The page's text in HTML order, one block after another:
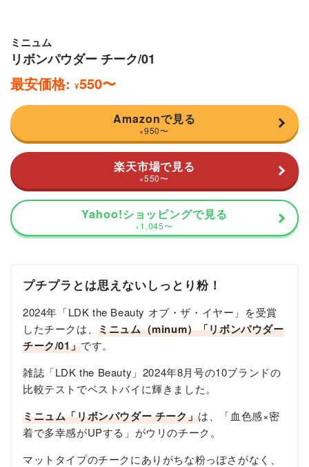
ミニュム
リボンパウダー チーク/01
最安価格: ¥550〜
Amazonで見る
¥ 950〜
楽天市場で見る
¥ 550〜
Yahoo!ショッピングで見る
¥ 1,045〜
プチプラとは思えないしっとり粉！
2024年「LDK the Beauty オブ・ザ・イヤー」を受賞
したチークは、ミニュム（minum）「リボンパウダー
チーク/01」です。
雑誌「LDK the Beauty」2024年8月号の10ブランドの
比較テストでベストバイに輝きました。
ミニュム「リボンパウダー チーク」は、「血色感×密
着で多幸感がUPする」がウリのチーク。
マットタイプのチークにありがちな粉っぽさがなく、